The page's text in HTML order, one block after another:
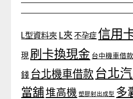
L型資料夾 L夾 不孕症 信用
現 刷卡換現金 台中機車借款
錢 台北機車借款 台北
當舖堆高機 塑膠射出成型 多